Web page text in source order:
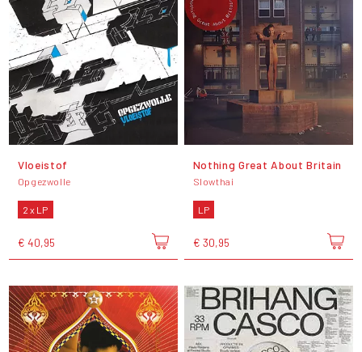
Vloeistof
Opgezwolle
2 x LP
€ 40,95
Nothing Great About Britain
Slowthai
LP
€ 30,95